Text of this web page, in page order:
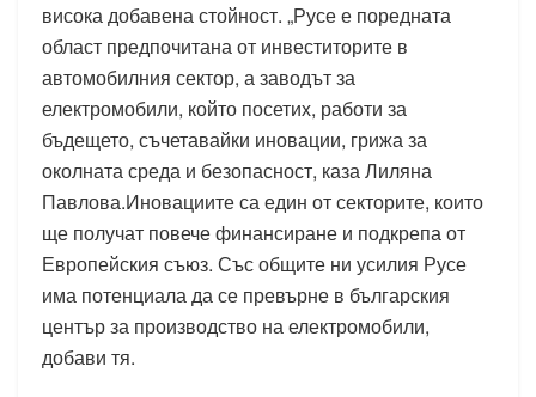
висока добавена стойност. „Русе е поредната
област предпочитана от инвеститорите в
автомобилния сектор, а заводът за
електромобили, който посетих, работи за
бъдещето, съчетавайки иновации, грижа за
околната среда и безопасност, каза Лиляна
Павлова.Иновациите са един от секторите, които
ще получат повече финансиране и подкрепа от
Европейския съюз. Със общите ни усилия Русе
има потенциала да се превърне в българския
център за производство на електромобили,
добави тя.